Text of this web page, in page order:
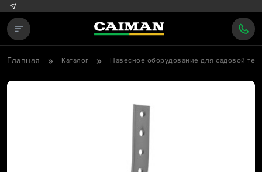
Главная Каталог Навесное оборудование для садовой